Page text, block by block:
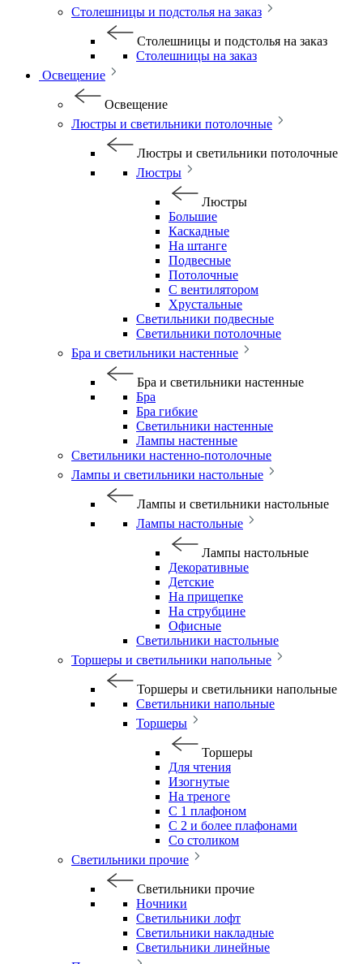
Столешницы и подстолья на заказ
Столешницы и подстолья на заказ
Столешницы на заказ
Освещение
Освещение
Люстры и светильники потолочные
Люстры и светильники потолочные
Люстры
Люстры
Большие
Каскадные
На штанге
Подвесные
Потолочные
С вентилятором
Хрустальные
Светильники подвесные
Светильники потолочные
Бра и светильники настенные
Бра и светильники настенные
Бра
Бра гибкие
Светильники настенные
Лампы настенные
Светильники настенно-потолочные
Лампы и светильники настольные
Лампы и светильники настольные
Лампы настольные
Лампы настольные
Декоративные
Детские
На прищепке
На струбцине
Офисные
Светильники настольные
Торшеры и светильники напольные
Торшеры и светильники напольные
Светильники напольные
Торшеры
Торшеры
Для чтения
Изогнутые
На треноге
С 1 плафоном
С 2 и более плафонами
Со столиком
Светильники прочие
Светильники прочие
Ночники
Светильники лофт
Светильники накладные
Светильники линейные